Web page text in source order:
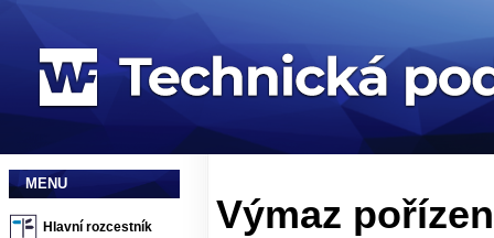
MENU
Hlavní rozcestník
Výmaz